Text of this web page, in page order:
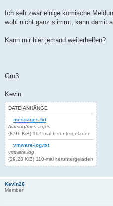
Ich seh zwar einige komische
wohl nicht ganz stimmt, kann damit
Kann mir hier jemand weiterhelfen?
Gruß
Kevin
DATEIANHÄNGE
messages.txt
/var/log/messages
(8.91 KiB) 107-mal heruntergeladen
vmware-log.txt
vmware.log
(29.23 KiB) 110-mal heruntergeladen
Kevin26
Member